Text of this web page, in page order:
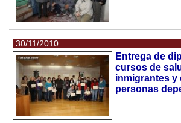
30/11/2010
Entrega de
cursos de
inmigrantes y
personas